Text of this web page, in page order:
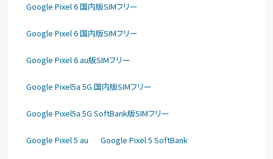
Google Pixel 6 国内版SIMフリー
Google Pixel 6 国内版SIMフリー
Google Pixel 6 au版SIMフリー
Google Pixel5a 5G 国内版SIMフリー
Google Pixel5a 5G SoftBank版SIMフリー
Google Pixel 5 au Google Pixel 5 SoftBank